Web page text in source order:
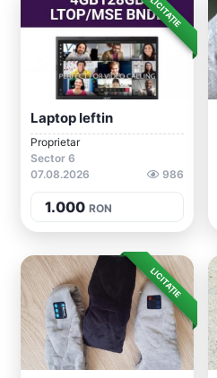
LICITAȚIE
Laptop Ieftin
Proprietar
Sector 6
07.08.2026
986
1.000 RON
LICITAȚIE